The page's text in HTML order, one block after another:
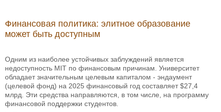
Финансовая политика: элитное образование
может быть доступным
Одним из наиболее устойчивых заблуждений является
недоступность MIT по финансовым причинам. Университет
обладает значительным целевым капиталом - эндаумент
(целевой фонд) на 2025 финансовый год составляет $27,4
млрд. Эти средства направляются, в том числе, на программу
финансовой поддержки студентов.